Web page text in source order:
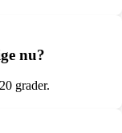
nu?
grader.